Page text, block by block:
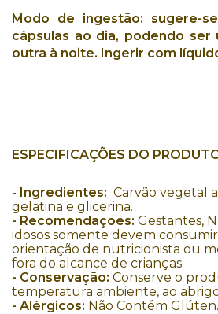
Modo de ingestão: sugere-
cápsulas ao dia, podendo ser
outra à noite. Ingerir com
ESPECIFICAÇÕES DO
- Ingredientes: Carvão vegetal
gelatina e glicerina.
- Recomendações: Gestantes,
idosos somente devem
orientação de nutricionista ou
fora do alcance de crianças.
- Conservação: Conserve o
temperatura ambiente, ao
- Alérgicos: Não Contém